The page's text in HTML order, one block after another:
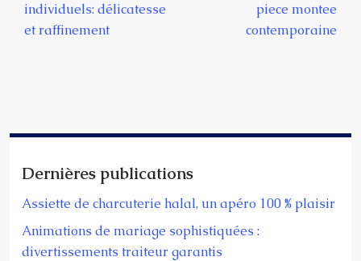
individuels: délicatesse
et raffinement
piece montee
contemporaine
Dernières publications
Assiette de charcuterie halal, un apéro 100 % plaisir
Animations de mariage sophistiquées :
divertissements traiteur garantis